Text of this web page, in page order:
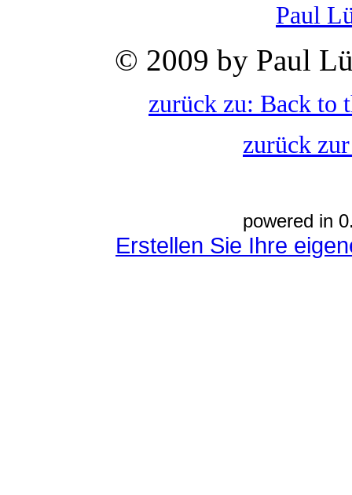
Paul
© 2009 by Paul
zurück zu: Back to
zurück
powered in
Erstellen Sie Ihre